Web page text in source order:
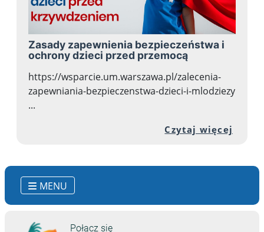
MENU
Zasady zapewnienia bezpieczeństwa i
ochrony dzieci przed przemocą
https://wsparcie.um.warszawa.pl/zalecenia-
zapewniania-bezpieczenstwa-dzieci-i-mlodziezy
...
Czytaj więcej